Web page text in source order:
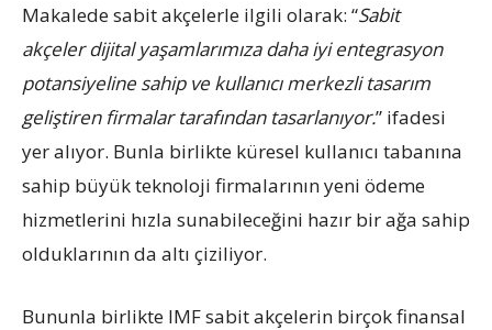
Makalede sabit akçelerle ilgili olarak: “Sabit
akçeler dijital yaşamlarımıza daha iyi entegrasyon
potansiyeline sahip ve kullanıcı merkezli tasarım
geliştiren firmalar tarafından tasarlanıyor.” ifadesi
yer alıyor. Bunla birlikte küresel kullanıcı tabanına
sahip büyük teknoloji firmalarının yeni ödeme
hizmetlerini hızla sunabileceğini hazır bir ağa sahip
olduklarının da altı çiziliyor.
Bununla birlikte IMF sabit akçelerin birçok finansal